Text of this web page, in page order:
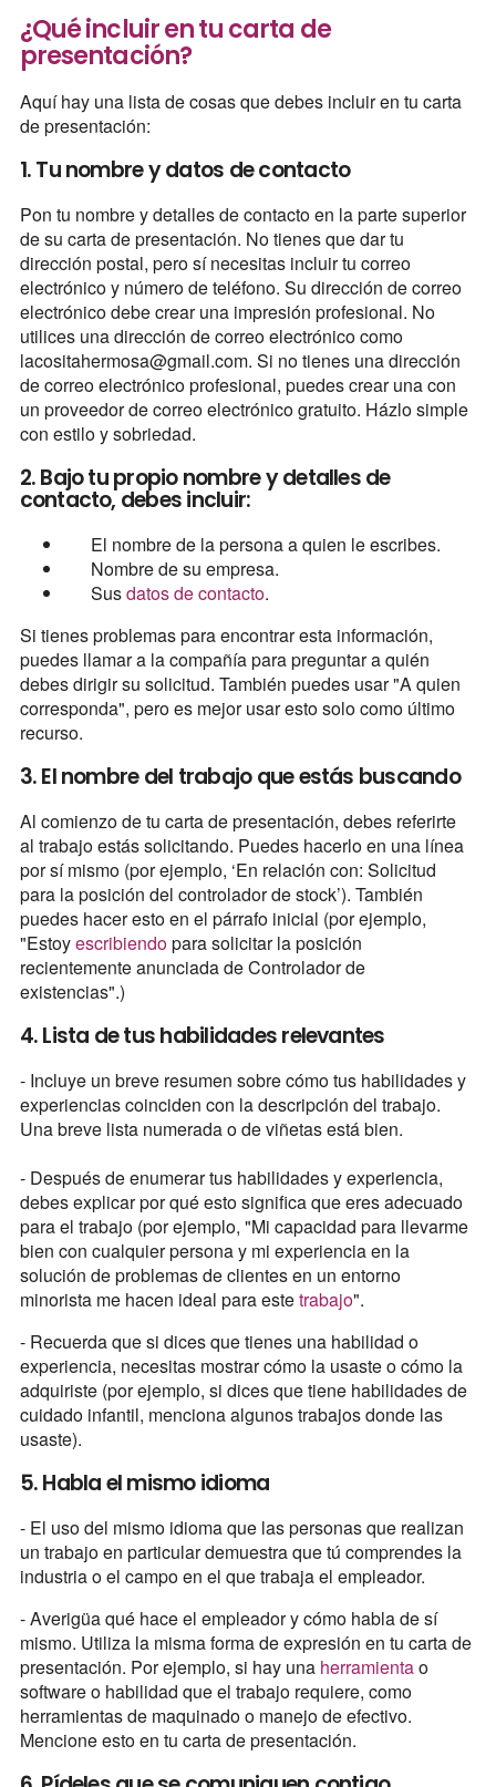
¿Qué incluir en tu carta de
presentación?
Aquí hay una lista de cosas que debes incluir en tu carta
de presentación:
1. Tu nombre y datos de contacto
Pon tu nombre y detalles de contacto en la parte superior
de su carta de presentación. No tienes que dar tu
dirección postal, pero sí necesitas incluir tu correo
electrónico y número de teléfono. Su dirección de correo
electrónico debe crear una impresión profesional. No
utilices una dirección de correo electrónico como
lacositahermosa@gmail.com. Si no tienes una dirección
de correo electrónico profesional, puedes crear una con
un proveedor de correo electrónico gratuito. Házlo simple
con estilo y sobriedad.
2. Bajo tu propio nombre y detalles de
contacto, debes incluir:
El nombre de la persona a quien le escribes.
Nombre de su empresa.
Susdatos de contacto.
Si tienes problemas para encontrar esta información,
puedes llamar a la compañía para preguntar a quién
debes dirigir su solicitud. También puedes usar "A quien
corresponda", pero es mejor usar esto solo como último
recurso.
3. El nombre del trabajo que estás buscando
Al comienzo de tu carta de presentación, debes referirte
al trabajo estás solicitando. Puedes hacerlo en una línea
por sí mismo (por ejemplo, ‘En relación con: Solicitud
para la posición del controlador de stock’). También
puedes hacer esto en el párrafo inicial (por ejemplo,
"Estoyescribiendopara solicitar la posición
recientemente anunciada de Controlador de
existencias".)
4. Lista de tus habilidades relevantes
- Incluye un breve resumen sobre cómo tus habilidades y
experiencias coinciden con la descripción del trabajo.
Una breve lista numerada o de viñetas está bien.
- Después de enumerar tus habilidades y experiencia,
debes explicar por qué esto significa que eres adecuado
para el trabajo (por ejemplo, "Mi capacidad para llevarme
bien con cualquier persona y mi experiencia en la
solución de problemas de clientes en un entorno
minorista me hacen ideal para estetrabajo".
- Recuerda que si dices que tienes una habilidad o
experiencia, necesitas mostrar cómo la usaste o cómo la
adquiriste (por ejemplo, si dices que tiene habilidades de
cuidado infantil, menciona algunos trabajos donde las
usaste).
5. Habla el mismo idioma
- El uso del mismo idioma que las personas que realizan
un trabajo en particular demuestra que tú comprendes la
industria o el campo en el que trabaja el empleador.
- Averigüa qué hace el empleador y cómo habla de sí
mismo. Utiliza la misma forma de expresión en tu carta de
presentación. Por ejemplo, si hay una herramientao
software o habilidad que el trabajo requiere, como
herramientas de maquinado o manejo de efectivo.
Mencione esto en tu carta de presentación.